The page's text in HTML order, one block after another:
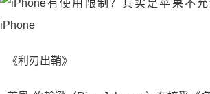
《利刃出鞘》